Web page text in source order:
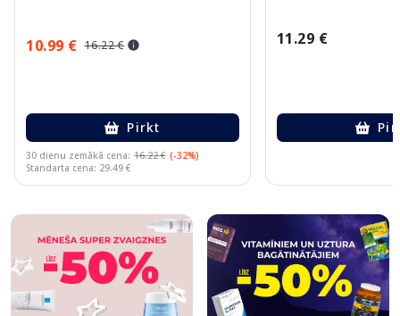
10.99 € 16.22 €
Pirkt
30 dienu zemākā cena: 16.22 € (-32%)
Standarta cena: 29.49 €
11.29 €